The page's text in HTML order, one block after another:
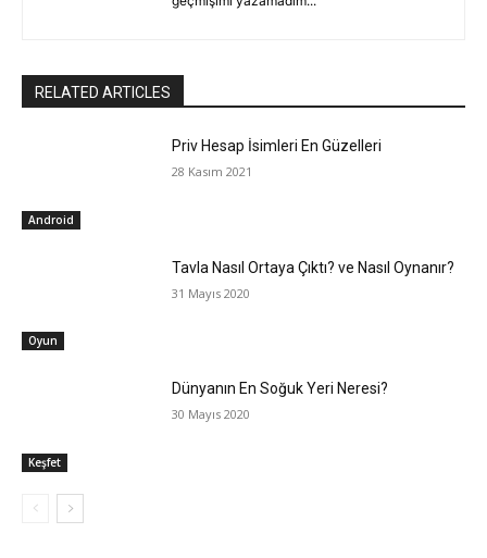
RELATED ARTICLES
Android
Priv Hesap İsimleri En Güzelleri
28 Kasım 2021
Oyun
Tavla Nasıl Ortaya Çıktı? ve Nasıl Oynanır?
31 Mayıs 2020
Keşfet
Dünyanın En Soğuk Yeri Neresi?
30 Mayıs 2020